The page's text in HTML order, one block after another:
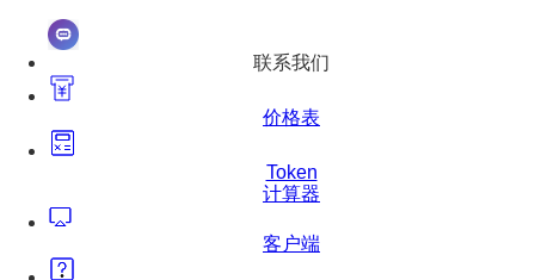
联系我们
价格表
Token
计算器
客户端